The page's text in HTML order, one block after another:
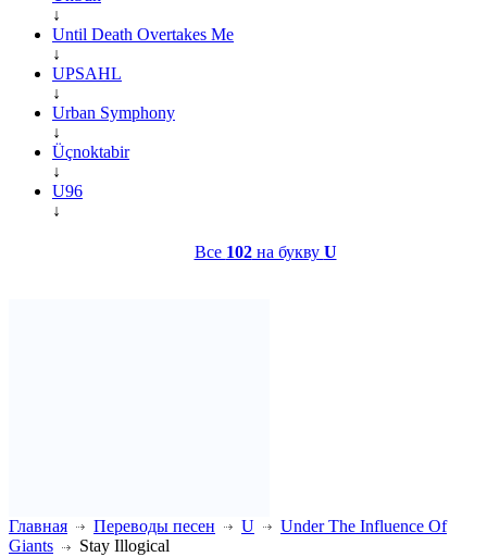
↓
Until Death Overtakes Me
↓
UPSAHL
↓
Urban Symphony
↓
Üçnoktabir
↓
U96
↓
Все 102на букву U
Главная Переводы песен U
Under The Influence Of
Giants
Stay Illogical